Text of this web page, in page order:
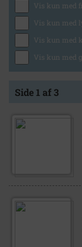
Vis kun med
Vis kun med
Vis kun med
Vis kun med
Side 1 af 3